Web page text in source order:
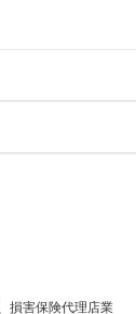
損害保険代理店業